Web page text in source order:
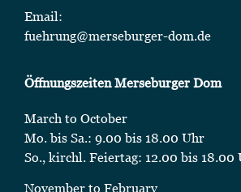
Email:
fuehrung@merseburger-dom.de
Öffnungszeiten Merseburger Dom
March to October
Mo. bis Sa.: 9.00 bis 18.00 Uhr
So., kirchl. Feiertag: 12.00 bis 18.00
November to February